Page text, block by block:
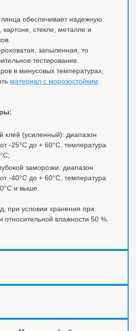
обеспечивает надежную
стекле, металле и
запыленная, то
тестирование.
в минусовых температурах,
материал с морозостойким
клей (усиленный): диапазон
-25°C до + 60°C, температура
заморозки: диапазон
-40°C до + 60°C, температура
и выше.
при условии хранения при
относительной влажности 50 %.